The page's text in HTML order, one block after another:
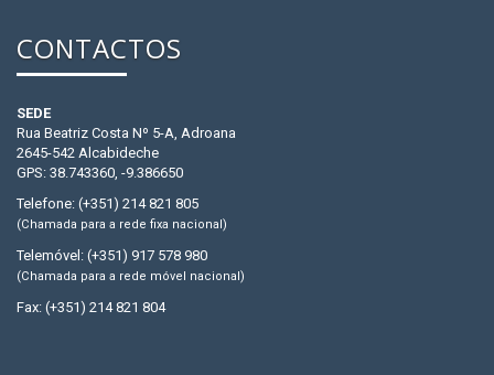
CONTACTOS
SEDE
Rua Beatriz Costa Nº 5-A, Adroana
2645-542 Alcabideche
GPS: 38.743360, -9.386650
Telefone: (+351) 214 821 805
(Chamada para a rede fixa nacional)
Telemóvel: (+351) 917 578 980
(Chamada para a rede móvel nacional)
Fax: (+351) 214 821 804